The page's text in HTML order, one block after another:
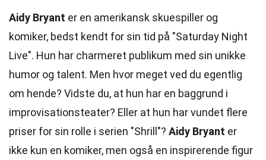
Aidy Bryant er en amerikansk skuespiller og
komiker, bedst kendt for sin tid på "Saturday Night
Live". Hun har charmeret publikum med sin unikke
humor og talent. Men hvor meget ved du egentlig
om hende? Vidste du, at hun har en baggrund i
improvisationsteater? Eller at hun har vundet flere
priser for sin rolle i serien "Shrill"? Aidy Bryant er
ikke kun en komiker, men også en inspirerende figur